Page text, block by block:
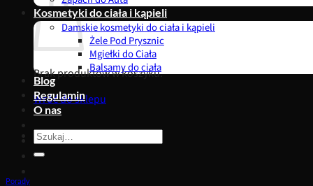
Brak produktów w koszyku.
Wróć do sklepu
Kosmetyki do ciała i kąpieli
Damskie kosmetyki do ciała i kąpieli
Żele Pod Prysznic
Mgiełki do Ciała
Balsamy do ciała
Blog
Regulamin
O nas
Szukaj:
Porady